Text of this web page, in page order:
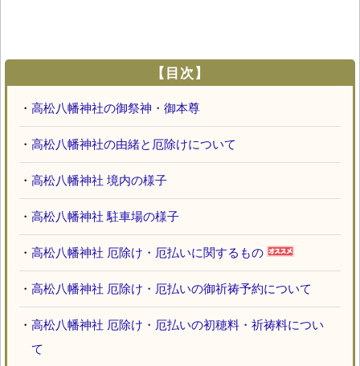
【目次】
・ 高松八幡神社の御祭神・御本尊
・ 高松八幡神社の由緒と厄除けについて
・ 高松八幡神社 境内の様子
・ 高松八幡神社 駐車場の様子
・ 高松八幡神社 厄除け・厄払いに関するもの
・ 高松八幡神社 厄除け・厄払いの御祈祷予約について
・ 高松八幡神社 厄除け・厄払いの初穂料・祈祷料につい
て